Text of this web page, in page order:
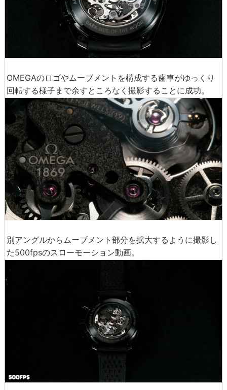
OMEGAのロゴやムーブメントを構成する歯車がゆっくり
回転する様子まで余すところなく撮影することに成功。
別アングルからムーブメント部分を拡大するように撮影し
た500fpsのスローモーション動画。